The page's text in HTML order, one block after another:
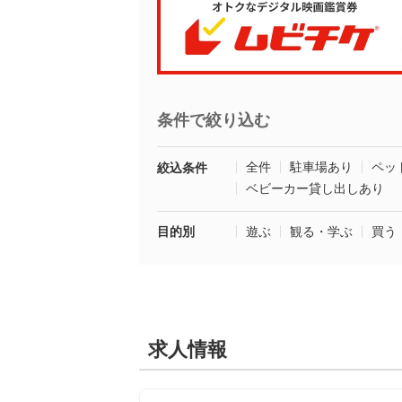
条件で絞り込む
絞込条件 全件 駐車場あり
ペッ
ベビーカー貸し出しあり
目的別 遊ぶ 観る・学ぶ 買う
求人情報